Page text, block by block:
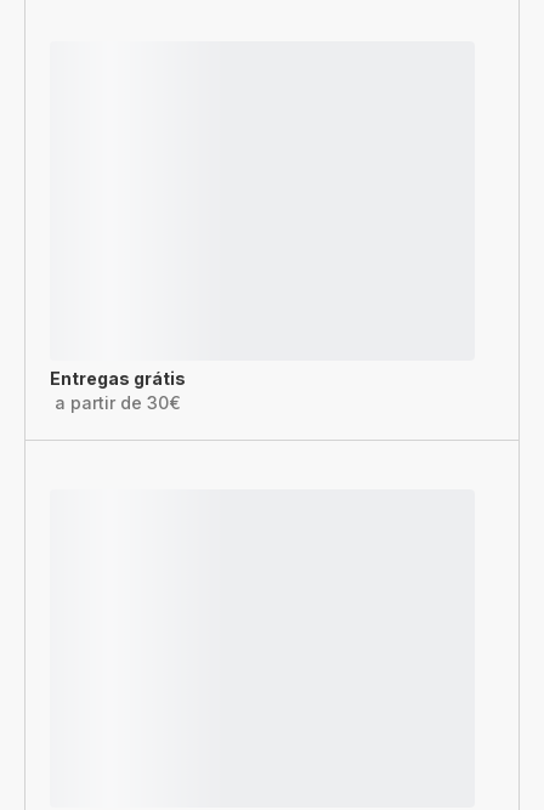
Entregas grátis
a partir de 30€